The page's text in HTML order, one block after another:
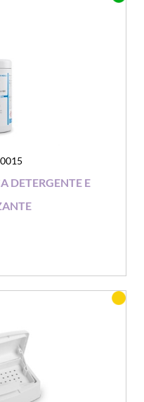
DETERGENTE E